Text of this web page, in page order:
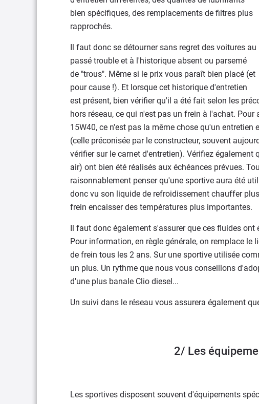
bien spécifiques, des remplacements de filtres plus
rapprochés.
Il faut donc se détourner sans regret des voitures au
passé trouble et à l'historique absent ou parsemé
de "trous". Même si le prix vous paraît bien placé (et
pour cause !). Et lorsque cet historique d'entretien
est présent, bien vérifier qu'il a été fait selon les
hors réseau, ce qui n'est pas un frein à l'achat.
15W40, ce n'est pas la même chose qu'un
(celle préconisée par le constructeur, souvent
vérifier sur le carnet d'entretien). Vérifiez
air) ont bien été réalisés aux échéances prévues.
raisonnablement penser qu'une sportive aura été
donc vu son liquide de refroidissement chauffer
frein encaisser des températures plus importantes.
Il faut donc également s'assurer que ces fluides ont
Pour information, en règle générale, on remplace
de frein tous les 2 ans. Sur une sportive utilisée
un plus. Un rythme que nous vous conseillons
d'une plus banale Clio diesel...
Un suivi dans le réseau vous assurera également
2/ Les
Les sportives disposent souvent d'équipements